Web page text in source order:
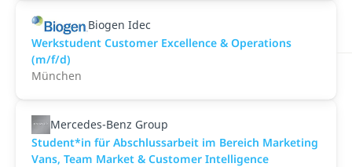
Biogen Idec
Werkstudent Customer Excellence & Operations
(m/f/d)
München
Mercedes-Benz Group
Student*in für Abschlussarbeit im Bereich Marketing
Vans, Team Market & Customer Intelligence